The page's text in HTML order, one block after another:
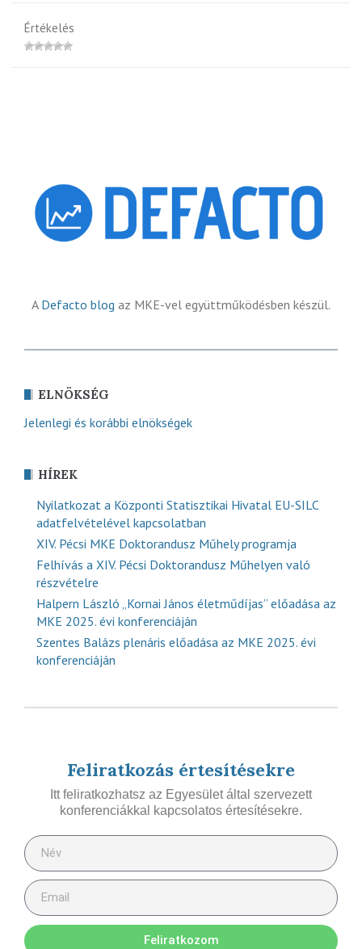
Értékelés
A Defacto blog az MKE-vel együttműködésben készül.
ELNÖKSÉG
Jelenlegi és korábbi elnökségek
HÍREK
Nyilatkozat a Központi Statisztikai Hivatal EU-SILC
adatfelvételével kapcsolatban
XIV. Pécsi MKE Doktorandusz Műhely programja
Felhívás a XIV. Pécsi Doktorandusz Műhelyen való
részvételre
Halpern László „Kornai János életműdíjas” előadása az
MKE 2025. évi konferenciáján
Szentes Balázs plenáris előadása az MKE 2025. évi
konferenciáján
Feliratkozás értesítésekre
Itt feliratkozhatsz az Egyesület által szervezett
konferenciákkal kapcsolatos értesítésekre.
Feliratkozom